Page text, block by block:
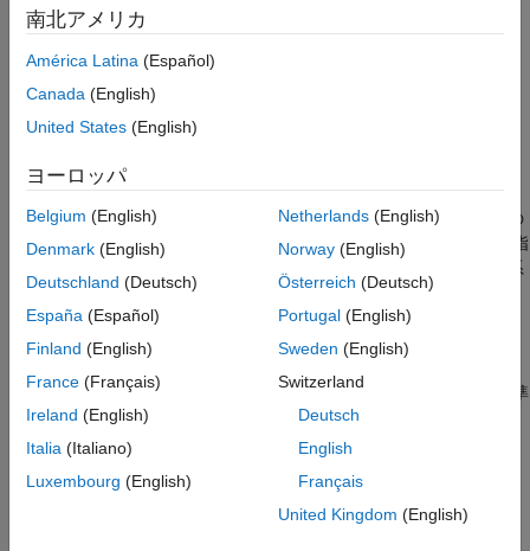
オブジェクト関数
例
拡張機能
バージョン履歴
作成
構文
MSH = collisionMesh(Vertices)
MSH = collisionMesh(
MSH = collisionMesh(Vertices)を使用して、3 次元Verticesの
リストから凸メッシュとして衝突ジオメトリを作成します。この
頂点は、選択肢の座標系 (衝突ジオメトリ座標系) を基準にして指
定されます。既定では、衝突ジオメトリ座標系はワールド座標系
と併置されます。
例
MSH = collisionMesh( ,Pose= )は、ワールド座標系を基準
にしてメッシュの
プロパティをposeに設定します。
プロパティ
南北アメリカ
América Latina (Español)
Canada (English)
United States (English)
ヨーロッパ
Belgium (English)
Denmark (English)
Deutschland (Deutsch)
España (Español)
Finland (English)
France (Français)
Ireland (English)
Italia (Italiano)
Luxembourg (English)
Netherlands(English)
Norway(English)
Österreich (Deutsch)
Portugal(English)
Sweden (English)
Switzerland
Deutsch
English
Français
United Kingdom (English)